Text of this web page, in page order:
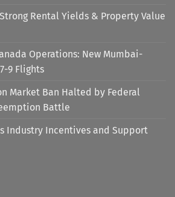
Rental Yields & Property Value
Operations: New Mumbai-
9 Flights
Market Ban Halted by Federal
Battle
Industry Incentives and Support